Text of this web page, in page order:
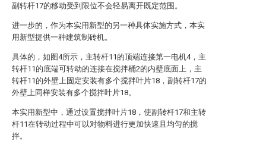
副转杆17的移动受到限位不会轻易离开既定范围。
进一步的，作为本实用新型的另一种具体实施方式，本实
用新型提供一种建筑制砖机。
具体的，如图4所示，主转杆11的顶端连接第一电机4，主
转杆11的底端可转动的连接在搅拌桶2的内壁底面上，主
转杆11的外壁上固定安装有多个搅拌叶片18，副转杆17的
外壁上同样安装有多个搅拌叶片18。
本实用新型中，通过设置搅拌叶片18，使副转杆17和主转
杆11在转动过程中可以对物料进行更加快速且均匀的搅
拌。